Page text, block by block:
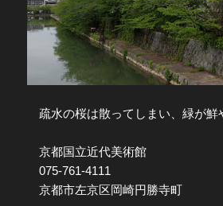
疏水の桜は散ってしまい、緑が鮮
京都国立近代美術館
075-761-4111
京都市左京区岡崎円勝寺町